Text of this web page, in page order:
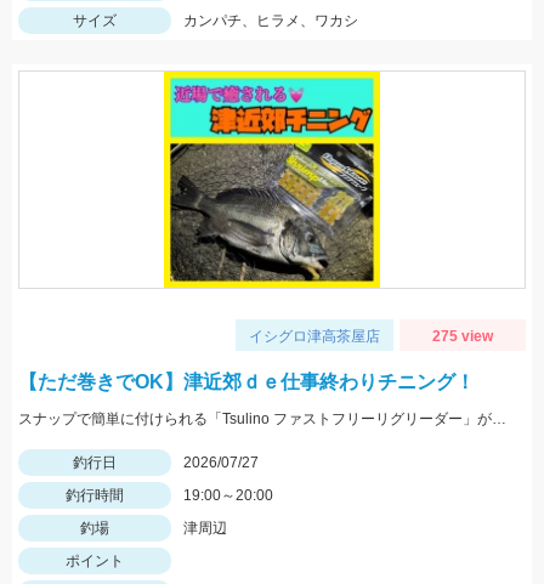
サイズ
カンパチ、ヒラメ、ワカシ
イシグロ津高茶屋店 275 view
【ただ巻きでOK】津近郊ｄｅ仕事終わりチニング！
スナップで簡単に付けられる「Tsulino ファストフリーリグリーダー」が活躍！フックを「ダイワ シルバーウルフ フックSSストレート」に変えてフッキング率アップ！
釣行日
2026/07/27
釣行時間
19:00～20:00
釣場
津周辺
ポイント